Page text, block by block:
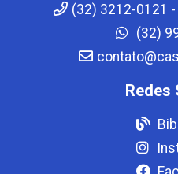
(32) 3212-0121
(32)
Redes